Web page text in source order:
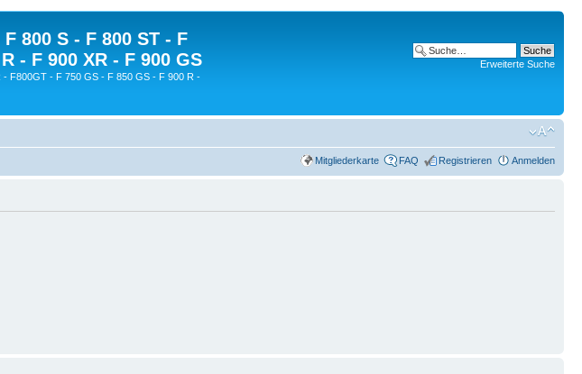
800 S - F 800 ST - F
- F 900 XR - F 900 GS
F800GT - F 750 GS - F 850 GS - F 900 R -
Erweiterte Suche
Mitgliederkarte FAQ Registrieren Anmelden